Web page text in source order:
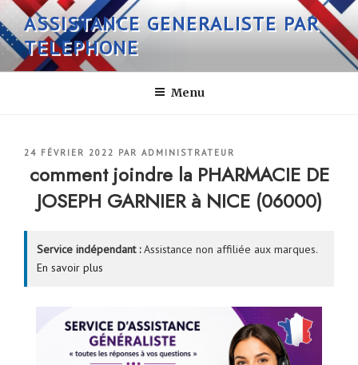
Aller
au
contenu
principal
ASSISTANCE GENERALISTE PAR
TELEPHONE
Menu
PUBLIÉ
24 FÉVRIER 2022 PAR ADMINISTRATEUR
comment joindre la PHARMACIE DE
JOSEPH GARNIER à NICE (06000)
Service indépendant :Assistance non affiliée aux marques.
En savoir plus